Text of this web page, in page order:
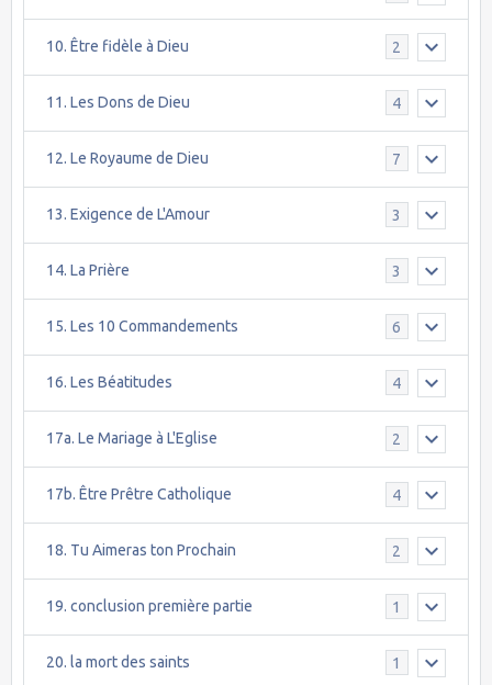
10. Être fidèle à Dieu 2
11. Les Dons de Dieu 4
12. Le Royaume de Dieu 7
13. Exigence de L'Amour 3
14. La Prière 3
15. Les 10 Commandements 6
16. Les Béatitudes 4
17a. Le Mariage à L'Eglise 2
17b. Être Prêtre Catholique 4
18. Tu Aimeras ton Prochain 2
19. conclusion première partie 1
20. la mort des saints 1